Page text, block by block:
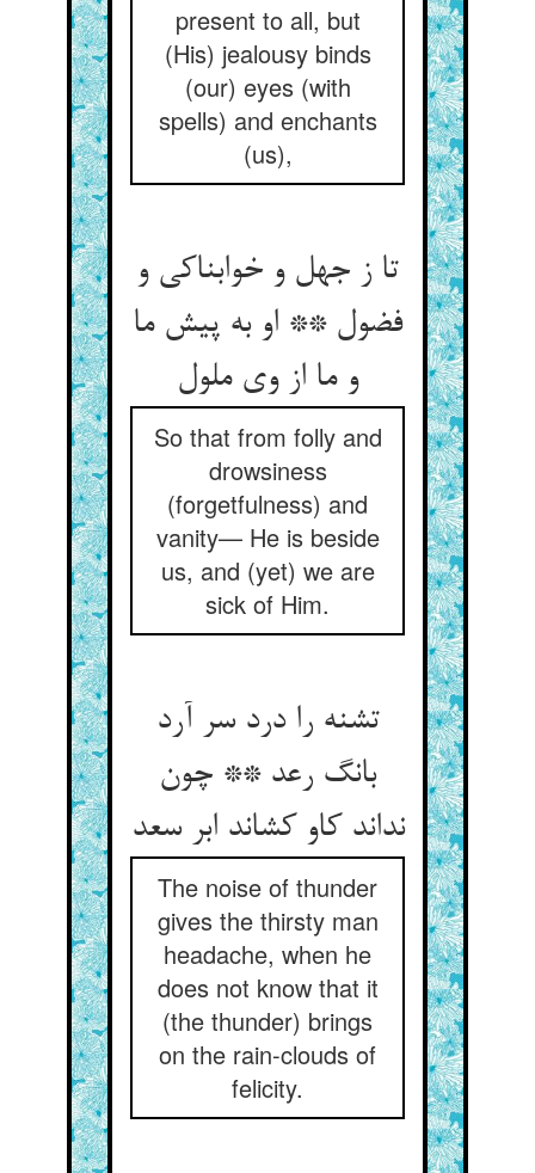
present to all, but
(His) jealousy binds
(our) eyes (with
spells) and enchants
(us),
تا ز جهل و خوابناکی و
فضول ** او به پیش ما
و ما از وی ملول‏
So that from folly and
drowsiness
(forgetfulness) and
vanity— He is beside
us, and (yet) we are
sick of Him.
تشنه را درد سر آرد
بانگ رعد ** چون
نداند کاو کشاند ابر سعد
The noise of thunder
gives the thirsty man
headache, when he
does not know that it
(the thunder) brings
on the rain-clouds of
felicity.